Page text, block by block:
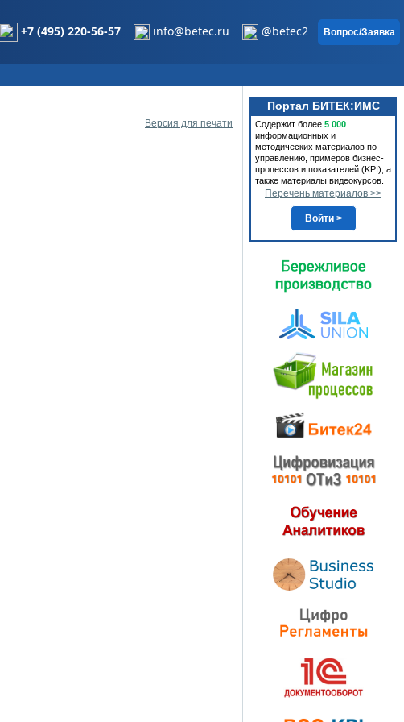
Версия для печати
Портал БИТЕК:ИМС
Содержит более 5 000
информационных и
методических материалов по
управлению, примеров бизнес-
процессов и показателей (KPI), а
также материалы видеокурсов.
Перечень материалов >>
Войти >
+7 (495) 220-56-57 info@betec.ru @betec2 Вопрос/Заявка